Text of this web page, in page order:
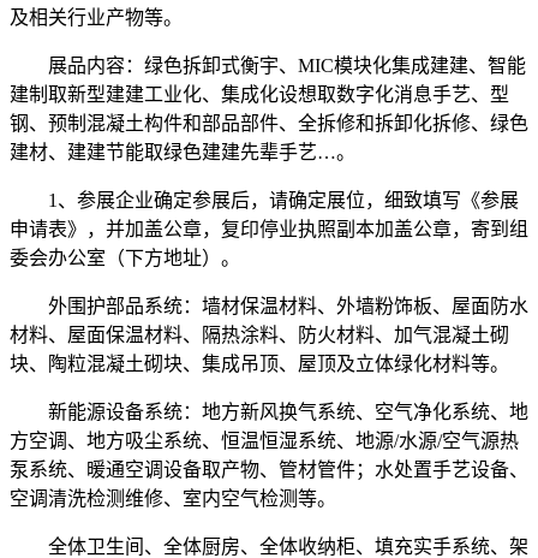
及相关行业产物等。
展品内容：绿色拆卸式衡宇、MIC模块化集成建建、智能
建制取新型建建工业化、集成化设想取数字化消息手艺、型
钢、预制混凝土构件和部品部件、全拆修和拆卸化拆修、绿色
建材、建建节能取绿色建建先辈手艺…。
1、参展企业确定参展后，请确定展位，细致填写《参展
申请表》，并加盖公章，复印停业执照副本加盖公章，寄到组
委会办公室（下方地址）。
外围护部品系统：墙材保温材料、外墙粉饰板、屋面防水
材料、屋面保温材料、隔热涂料、防火材料、加气混凝土砌
块、陶粒混凝土砌块、集成吊顶、屋顶及立体绿化材料等。
新能源设备系统：地方新风换气系统、空气净化系统、地
方空调、地方吸尘系统、恒温恒湿系统、地源/水源/空气源热
泵系统、暖通空调设备取产物、管材管件；水处置手艺设备、
空调清洗检测维修、室内空气检测等。
全体卫生间、全体厨房、全体收纳柜、填充实手系统、架